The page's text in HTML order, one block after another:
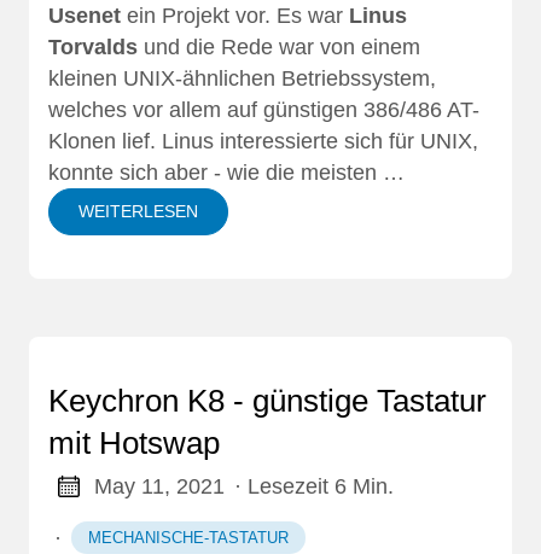
Usenet ein Projekt vor. Es war Linus
Torvalds und die Rede war von einem
kleinen UNIX-ähnlichen Betriebssystem,
welches vor allem auf günstigen 386/486 AT-
Klonen lief. Linus interessierte sich für UNIX,
konnte sich aber - wie die meisten …
WEITERLESEN
Keychron K8 - günstige Tastatur
mit Hotswap
May 11, 2021 · Lesezeit 6 Min.
· MECHANISCHE-TASTATUR